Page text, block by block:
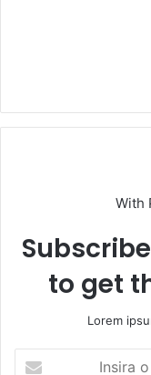
With
to get
Lorem